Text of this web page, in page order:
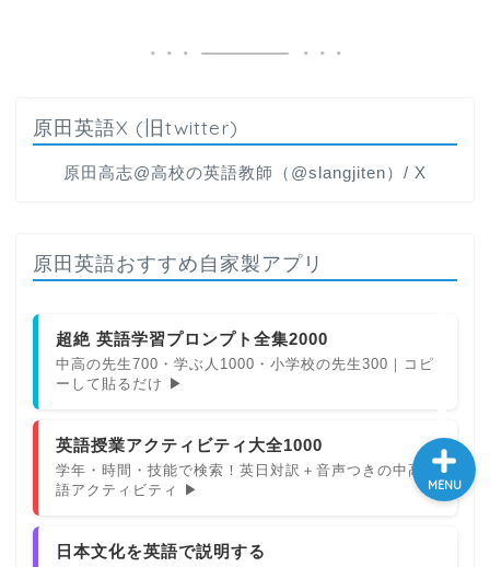
原田英語X (旧twitter)
原田高志@高校の英語教師（@slangjiten）/ X
原田英語おすすめ自家製アプリ
超絶 英語学習プロンプト全集2000
中高の先生700・学ぶ人1000・小学校の先生300｜コピ
ーして貼るだけ ▶
英語授業アクティビティ大全1000
学年・時間・技能で検索！英日対訳＋音声つきの中高英
語アクティビティ ▶
日本文化を英語で説明する
MENU
英語名言・格言・カッコい
過去記事
CONTACT